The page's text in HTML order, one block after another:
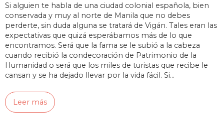
Si alguien te habla de una ciudad colonial española, bien
conservada y muy al norte de Manila que no debes
perderte, sin duda alguna se tratará de Vigán. Tales eran las
expectativas que quizá esperábamos más de lo que
encontramos. Será que la fama se le subió a la cabeza
cuando recibió la condecoración de Patrimonio de la
Humanidad o será que los miles de turistas que recibe le
cansan y se ha dejado llevar por la vida fácil. Si…
Leer más